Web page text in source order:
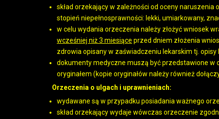
skład orzekający w zależności od oceny
stopień niepełnosprawności: lekki, umiarkowany,
w celu wydania orzeczenia należy złożyć wniosek
wcześniej niż 3 miesiące przed dniem złożenia
zdrowia opisany w zaświadczeniu lekarskim tj.
dokumenty medyczne muszą być przedstawione w
oryginałem (kopie oryginałów należy również
Orzeczenia o ulgach i uprawnieniach:
wydawane są w przypadku posiadania ważnego
skład orzekający wydaje wówczas orzeczenie